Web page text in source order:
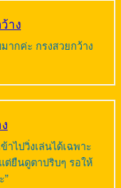
าง
ากค่ะ กรงสวยกว้าง
ไปวิ่งเล่นได้เฉพาะ
ต่ยืนดูตาปริบๆ รอให้
”